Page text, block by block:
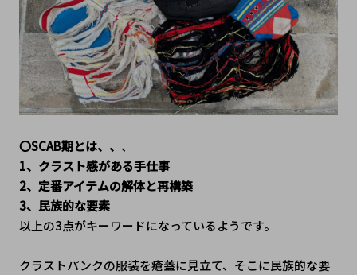
〇SCAB期とは、、 、
1、クラスト感がある手仕事
2、定番アイテムの解体と再構築
3、民族的な要素
以上の3点がキーワードになっているようです。
クラストパンクの服装を瘡蓋に見立て、そこに民族的な要